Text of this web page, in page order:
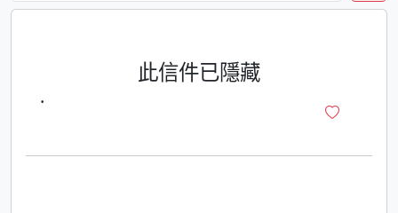
此信件已隱藏
·